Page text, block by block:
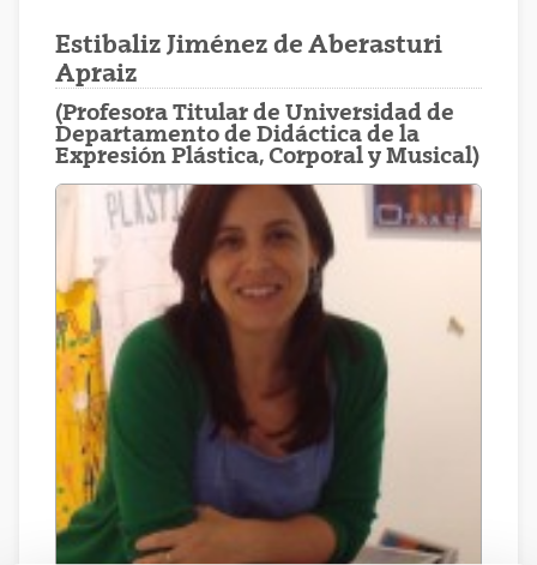
Estibaliz Jiménez de Aberasturi
Apraiz
(Profesora Titular de Universidad de
Departamento de Didáctica de la
Expresión Plástica, Corporal y Musical)